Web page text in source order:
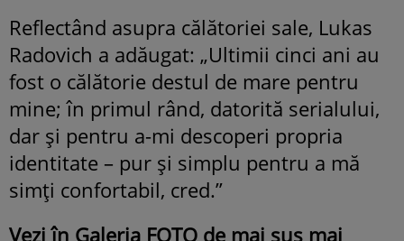
Reflectând asupra călătoriei sale, Lukas
Radovich a adăugat: „Ultimii cinci ani au
fost o călătorie destul de mare pentru
mine; în primul rând, datorită serialului,
dar și pentru a-mi descoperi propria
identitate – pur și simplu pentru a mă
simți confortabil, cred.”
Vezi în Galeria FOTO de mai sus mai